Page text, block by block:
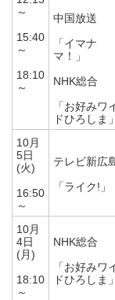
～
15:40
～
18:10
～
中国放送
「イマナ
マ！」
NHK総合
「お好みワ
ドひろしま」
10月
5日
(火)
16:50
～
テレビ新広
「ライク!」
10月
4日
(月)
18:10
～
NHK総合
「お好みワ
ドひろしま」